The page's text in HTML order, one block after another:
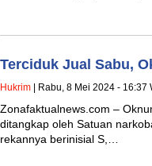
Terciduk Jual Sabu,
Hukrim | Rabu, 8 Mei 2024 - 16:37
Zonafaktualnews.com –
ditangkap oleh Satuan
rekannya berinisial S,…